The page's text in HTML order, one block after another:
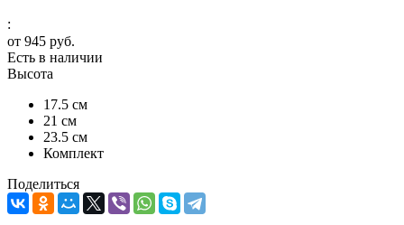
:
от 945 руб.
Есть в наличии
Высота
17.5 см
21 см
23.5 см
Комплект
Поделиться